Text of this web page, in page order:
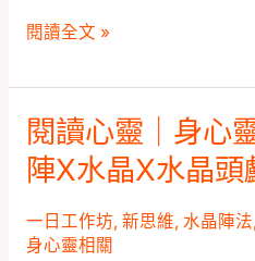
中！
大
聖
日
概
述
（3）-
耶
閱讀全文 »
閱讀心靈｜身心
陣X水晶X水晶頭
一日工作坊, 新思維, 水晶陣法,
身心靈相關
閱
讀
心
靈
｜